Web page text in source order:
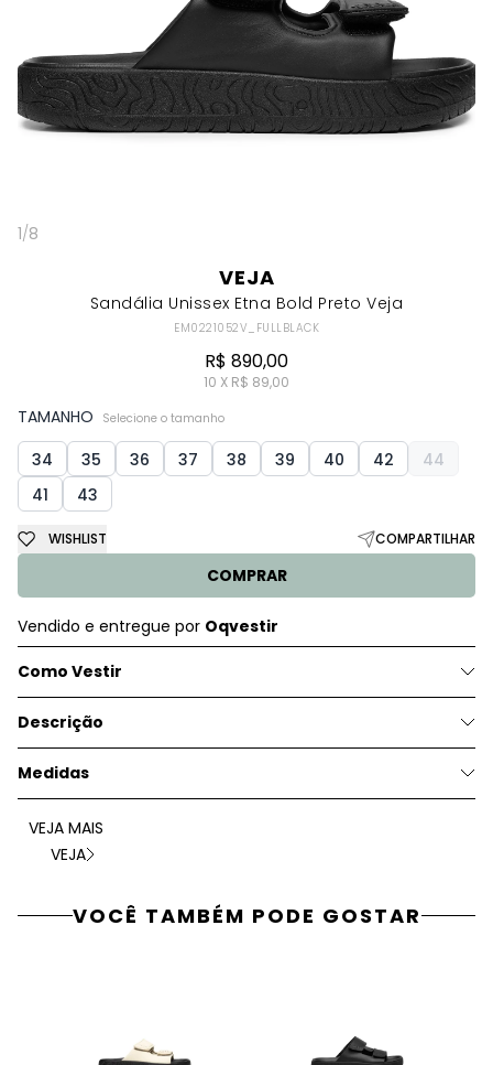
1/8
VEJA
Sandália Unissex Etna Bold Preto Veja
EM0221052V_FULLBLACK
R$ 890,00
10 X R$ 89,00
TAMANHO Selecione o tamanho
34 35 36 37 38 39 40 42
44
41
43
COMPRAR
WISHLIST COMPARTILHAR
Vendido e entregue por Oqvestir
Como Vestir
Descrição
Medidas
VEJA MAIS
VEJA
VOCÊ TAMBÉM PODE GOSTAR